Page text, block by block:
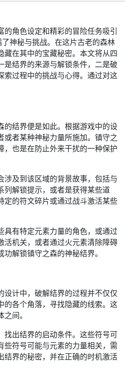
角色设定和精彩的冒险任务吸引
神秘与挑战。在这片古老的森林
藏在其中的宝藏秘密。本文将从四
是结界的来源与解锁条件，二是破
索过程中的挑战与心得。通过对这
的结界便是如此。根据游戏中的设
者某种神秘力量所施加。镇守之
，也是在防止外来干扰的一种保护
涉及到该区域的背景故事，包括与
列解锁提示，或者是获得某些道
定的符文碎片或通过战斗激活某些
具有特定元素力量的角色，或通过
活机关，或者通过火元素清除障碍
解锁镇守之森的神秘结界。
设计中，破解结界的过程并不仅仅
的各个角落，寻找隐藏的线索。这
间。
找出结界的启动条件。这些符号可
些符号可能与元素的力量相关，需
结界的秘密，并在正确的时机激活